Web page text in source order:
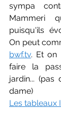
sympa
Mammeri
puisqu'ils
bwf.tv. Et on
faire la
jardin... (pas
dame)
Les tableaux